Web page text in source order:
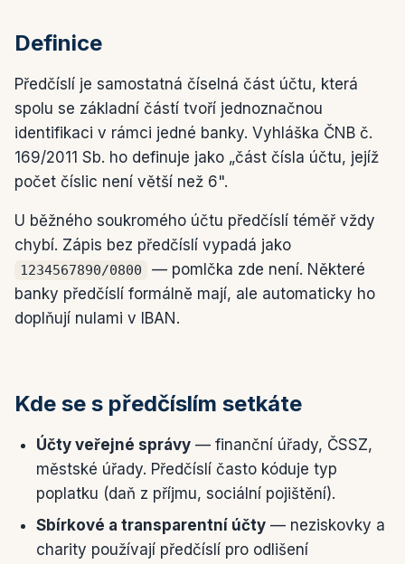
Definice
Předčíslí je samostatná číselná část účtu, která
spolu se základní částí tvoří jednoznačnou
identifikaci v rámci jedné banky. Vyhláška ČNB č.
169/2011 Sb. ho definuje jako „část čísla účtu, jejíž
počet číslic není větší než 6".
U běžného soukromého účtu předčíslí téměř vždy
chybí. Zápis bez předčíslí vypadá jako
1234567890/0800
— pomlčka zde není. Některé
banky předčíslí formálně mají, ale automaticky ho
doplňují nulami v IBAN.
Kde se s předčíslím setkáte
Účty veřejné správy — finanční úřady, ČSSZ,
městské úřady. Předčíslí často kóduje typ
poplatku (daň z příjmu, sociální pojištění).
Sbírkové a transparentní účty — neziskovky a
charity používají předčíslí pro odlišení